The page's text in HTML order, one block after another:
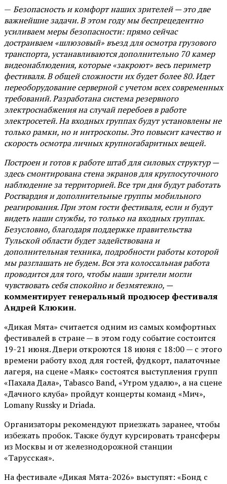
— Безопасность и комфорт наших зрителей — это две
важнейшие задачи. В этом году мы беспрецедентно
усиливаем меры безопасности: прямо сейчас
достраиваем «шлюзовый» въезд для осмотра грузового
транспорта, устанавливаются дополнительно 70 камер
видеонаблюдения, которые «закроют» весь периметр
фестиваля. В общей сложности их будет более 80. Идет
переоборудование серверной с учетом всех современных
требований. Разработана система резервного
электроснабжения на случай перебоев в работе
электросетей. На входных группах будут установлены не
только рамки, но и интроскопы. Это повысит качество и
скорость осмотра личных крупногабаритных вещей.
Построен и готов к работе штаб для силовых структур —
здесь смонтирована стена экранов для круглосуточного
наблюдение за территорией. Все три дня будут работать
Росгвардия и дополнительные группы мобильного
реагирования. При этом гости фестиваля, если и будут
видеть наши службы, то только на входных группах.
Безусловно, благодаря поддержке правительства
Тульской области будет задействована и
дополнительная техника, подробности работы которой
мы разглашать не будем. Вся эта колоссальная работа
проводится для того, чтобы наши зрители могли
чувствовать себя спокойно и безмятежно, —
комментирует генеральный продюсер фестиваля
Андрей Клюкин.
«Дикая Мята» считается одним из самых комфортных
фестивалей в стране — в этом году событие состоится
19-21 июня. Двери откроются 18 июня с 18:00 — с этого
времени работу вход для гостей, фудкорт, палаточные
лагеря, на сцене «Маяк» состоятся выступления групп
«Пахала Дала», Tabasco Band, «Утром удалю», а на сцене
«Дачного клуба» пройдут концерты команд «Мич»,
Lomany Russky и Driada.
Организаторы рекомендуют приезжать заранее, чтобы
избежать пробок. Также будут курсировать трансферы
из Москвы и от железнодорожной станции
«Тарусская».
На фестивале «Дикая Мята-2026» выступят: «Бонд с